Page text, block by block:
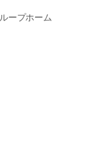
ープホーム